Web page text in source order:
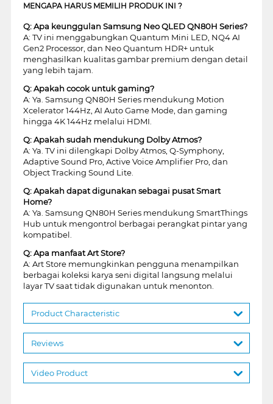
MENGAPA HARUS MEMILIH PRODUK INI ?
Q: Apa keunggulan Samsung Neo QLED QN80H Series?
A: TV ini menggabungkan Quantum Mini LED, NQ4 AI
Gen2 Processor, dan Neo Quantum HDR+ untuk
menghasilkan kualitas gambar premium dengan detail
yang lebih tajam.
Q: Apakah cocok untuk gaming?
A: Ya. Samsung QN80H Series mendukung Motion
Xcelerator 144Hz, AI Auto Game Mode, dan gaming
hingga 4K 144Hz melalui HDMI.
Q: Apakah sudah mendukung Dolby Atmos?
A: Ya. TV ini dilengkapi Dolby Atmos, Q-Symphony,
Adaptive Sound Pro, Active Voice Amplifier Pro, dan
Object Tracking Sound Lite.
Q: Apakah dapat digunakan sebagai pusat Smart
Home?
A: Ya. Samsung QN80H Series mendukung SmartThings
Hub untuk mengontrol berbagai perangkat pintar yang
kompatibel.
Q: Apa manfaat Art Store?
A: Art Store memungkinkan pengguna menampilkan
berbagai koleksi karya seni digital langsung melalui
layar TV saat tidak digunakan untuk menonton.
Product Characteristic
Reviews
Video Product